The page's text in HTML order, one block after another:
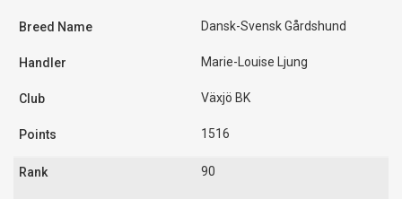
Dansk-Svensk Gårdshund
Marie-Louise Ljung
Växjö BK
1516
90